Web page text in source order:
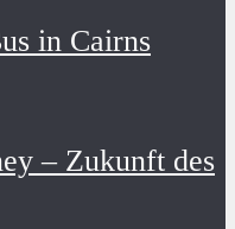
in Cairns
– Zukunft des